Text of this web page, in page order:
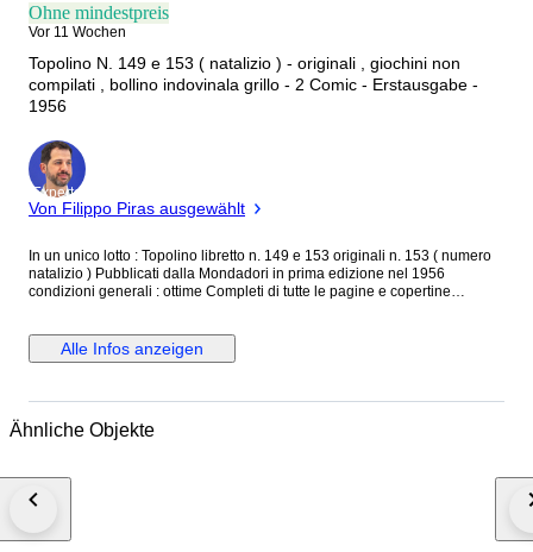
Ohne mindestpreis
Vor 11 Wochen
Topolino N. 149 e 153 ( natalizio ) - originali , giochini non
compilati , bollino indovinala grillo - 2 Comic - Erstausgabe -
1956
Experte
Von Filippo Piras ausgewählt
In un unico lotto : Topolino libretto n. 149 e 153 originali n. 153 ( numero
natalizio ) Pubblicati dalla Mondadori in prima edizione nel 1956
condizioni generali : ottime Completi di tutte le pagine e copertine
Alle Infos anzeigen
Ähnliche Objekte